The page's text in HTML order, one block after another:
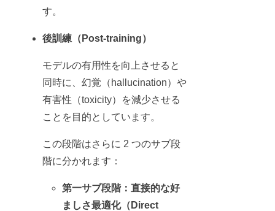
す。
後訓練（Post-training）
モデルの有用性を向上させると
同時に、幻覚（hallucination）や
有害性（toxicity）を減少させる
ことを目的としています。
この段階はさらに 2 つのサブ段
階に分かれます：
第一サブ段階：直接的な好
ましさ最適化（Direct